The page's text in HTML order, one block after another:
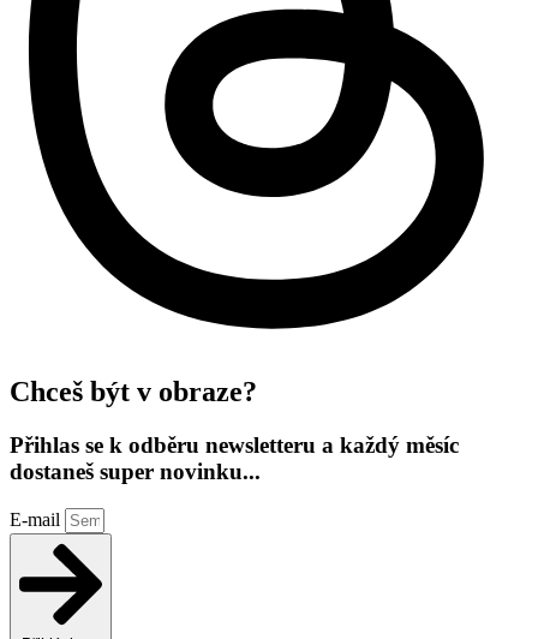
Chceš být v obraze?
Přihlas se k odběru newsletteru a každý měsíc
dostaneš super novinku...
E-mail